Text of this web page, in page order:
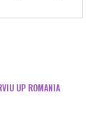
UP ROMANIA